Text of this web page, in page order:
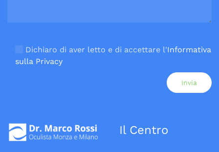
Dichiaro di aver letto e di accettare l'Informativa
sulla Privacy
Il Centro